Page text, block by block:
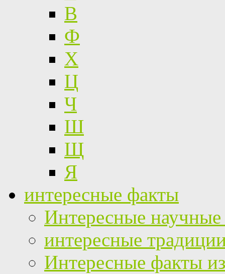
В
Ф
Х
Ц
Ч
Ш
Щ
Я
интересные факты
Интересные
интересные
Интересные факты